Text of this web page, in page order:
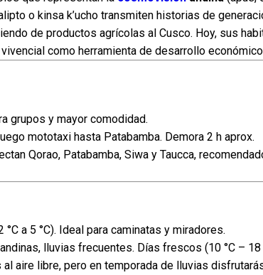
o kinsa k’ucho transmiten historias de
de productos agrícolas al Cusco. Hoy, sus
como herramienta de desarrollo
grupos y mayor comodidad.
mototaxi hasta Patabamba. Demora 2 h aprox.
Qorao, Patabamba, Siwa y Taucca,
a 5 °C). Ideal para caminatas y miradores.
lluvias frecuentes. Días frescos (10 °C – 18
aire libre, pero en temporada de lluvias